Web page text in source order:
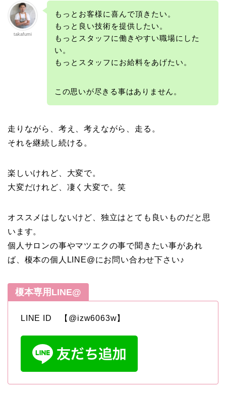
takafumi
もっとお客様に喜んで頂きたい。
もっと良い技術を提供したい。
もっとスタッフに働きやすい職場にした
い。
もっとスタッフにお給料をあげたい。
この思いが尽きる事はありません。
走りながら、考え、考えながら、走る。
それを継続し続ける。
楽しいけれど、大変で。
大変だけれど、凄く大変で。笑
オススメはしないけど、独立はとても良いものだと思
います。
個人サロンの事やマツエクの事で聞きたい事があれ
ば、榎本の個人LINE@にお問い合わせ下さい♪
榎本専用LINE@
LINE ID 【@izw6063w】